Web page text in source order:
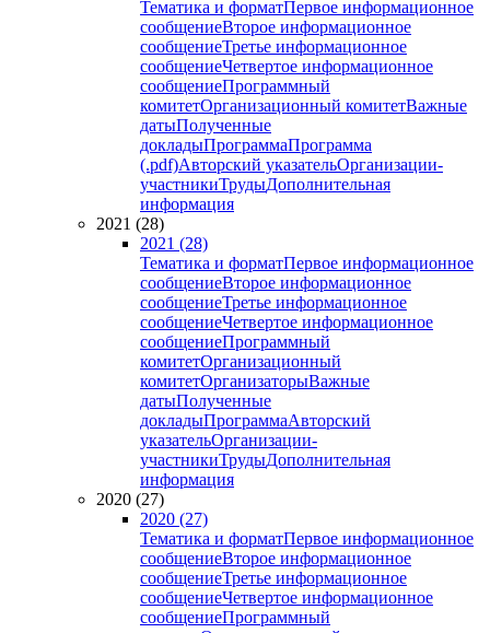
Тематика и форматПервое информационное
сообщениеВторое информационное
сообщениеТретье информационное
сообщениеЧетвертое информационное
сообщениеПрограммный
комитетОрганизационный комитетВажные
датыПолученные
докладыПрограммаПрограмма
(.pdf)Авторский указательОрганизации-
участникиТрудыДополнительная
информация
2021 (28)
2021 (28)
Тематика и форматПервое информационное
сообщениеВторое информационное
сообщениеТретье информационное
сообщениеЧетвертое информационное
сообщениеПрограммный
комитетОрганизационный
комитетОрганизаторыВажные
датыПолученные
докладыПрограммаАвторский
указательОрганизации-
участникиТрудыДополнительная
информация
2020 (27)
2020 (27)
Тематика и форматПервое информационное
сообщениеВторое информационное
сообщениеТретье информационное
сообщениеЧетвертое информационное
сообщениеПрограммный